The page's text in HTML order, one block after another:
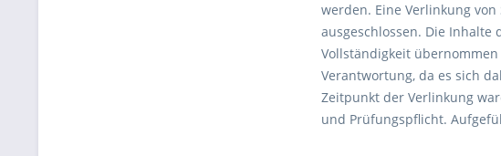
werden. Eine Verlinkung
ausgeschlossen. Die
Vollständigkeit
Verantwortung, da es sich
Zeitpunkt der Verlinkung
und Prüfungspflicht.